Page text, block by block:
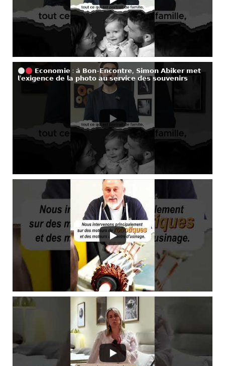
𝗘𝗰𝗼𝗻𝗼𝗺𝗶𝗲 : 𝗮̀ 𝗕𝗼𝗻-𝗘𝗻𝗰𝗼𝗻𝘁𝗿𝗲, 𝗦𝗶𝗺𝗼𝗻 𝗔𝗯𝗶𝗸𝗲𝗿 𝗺𝗲𝘁
𝗹’𝗲𝘅𝗶𝗴𝗲𝗻𝗰𝗲 𝗱𝗲 𝗹𝗮 𝗽𝗵𝗼𝘁𝗼 𝗮𝘂 𝘀𝗲𝗿𝘃𝗶𝗰𝗲 𝗱𝗲𝘀 𝘀𝗼𝘂𝘃𝗲𝗻𝗶𝗿𝘀